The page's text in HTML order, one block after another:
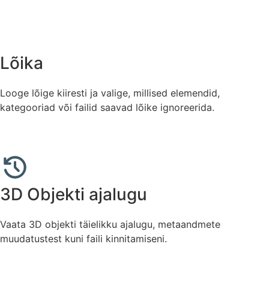
Lõika
Looge lõige kiiresti ja valige, millised elemendid,
kategooriad või failid saavad lõike ignoreerida.
3D Objekti ajalugu
Vaata 3D objekti täielikku ajalugu, metaandmete
muudatustest kuni faili kinnitamiseni.